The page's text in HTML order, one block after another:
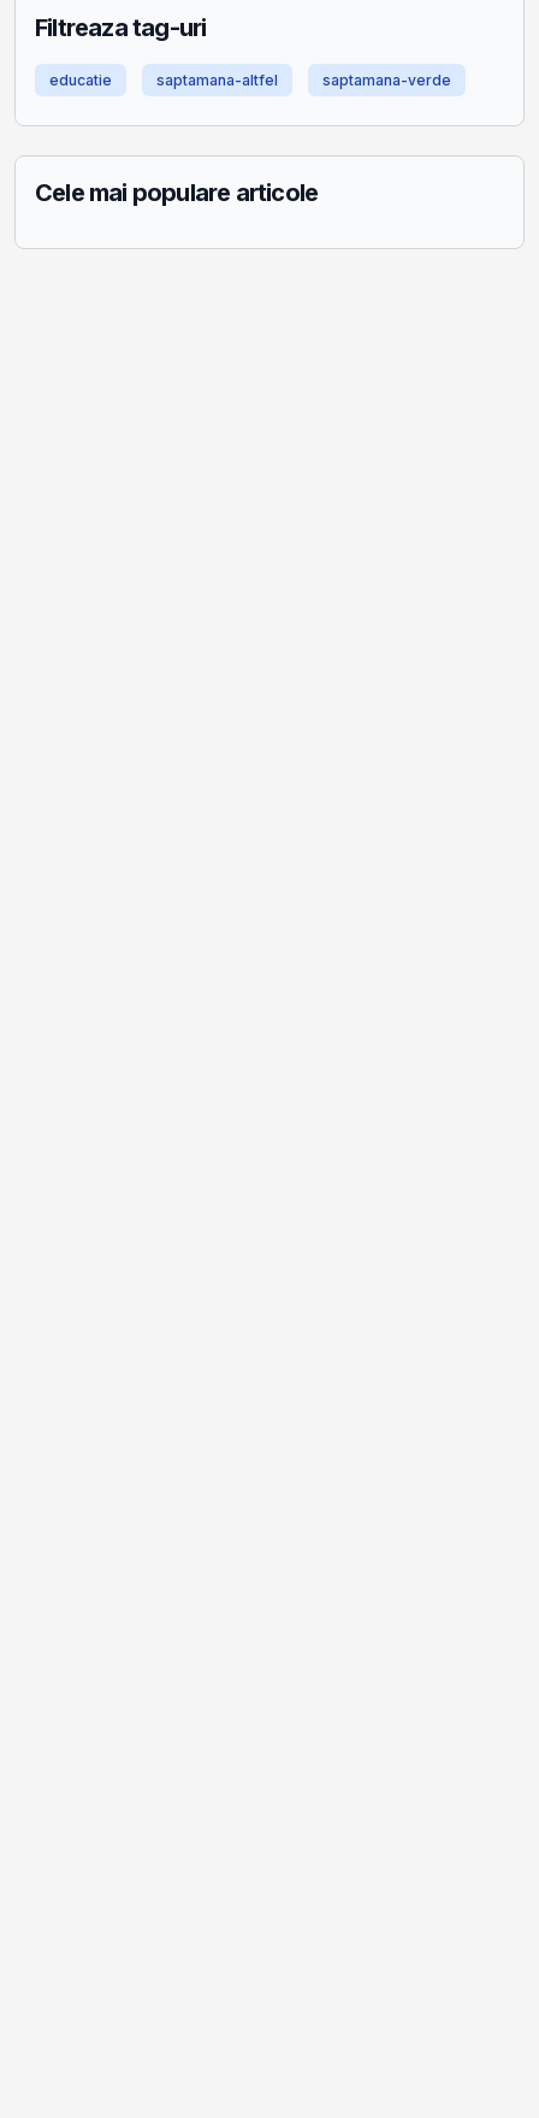
Filtreaza tag-uri
educatie saptamana-altfel saptamana-verde
Cele mai populare articole